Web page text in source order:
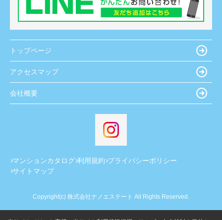
トップページ
アクセスマップ
会社概要
マンションカタログ 利用規約 プライバシーポリシー
サイトマップ
Copyright(c) 株式会社ナノエステート All Rights Reserved.